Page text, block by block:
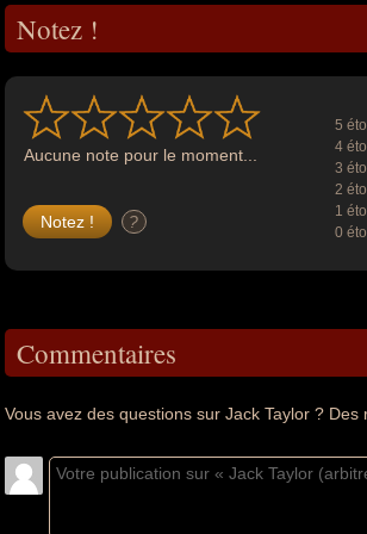
Notez !
Aucune note pour le moment...
?
5
4
3
2
1
0
Commentaires
Vous avez des questions sur Jack Taylor ?